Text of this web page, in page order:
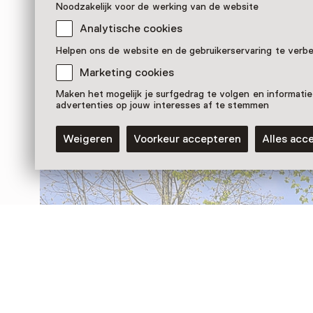
Noodzakelijk voor de werking van de website
Analytische cookies
Helpen ons de website en de gebruikerservaring te
Marketing cookies
Maken het mogelijk je surfgedrag te volgen en
advertenties op jouw interesses af te stemmen
Weigeren Voorkeur accepteren Alles
Nog meer ontdekken